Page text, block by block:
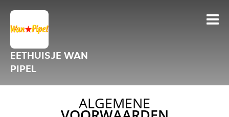
EETHUISJE WAN
PIPEL
ALGEMENE